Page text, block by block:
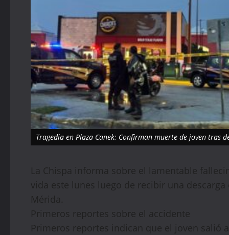
Tragedia en Plaza Canek: Confirman muerte de joven tras
La Chispa informa sobre el lamentable
vida este lunes luego de recibir una
Mérida.
Primeros reportes sobre el accidente
Primeros reportes indican que el joven salió